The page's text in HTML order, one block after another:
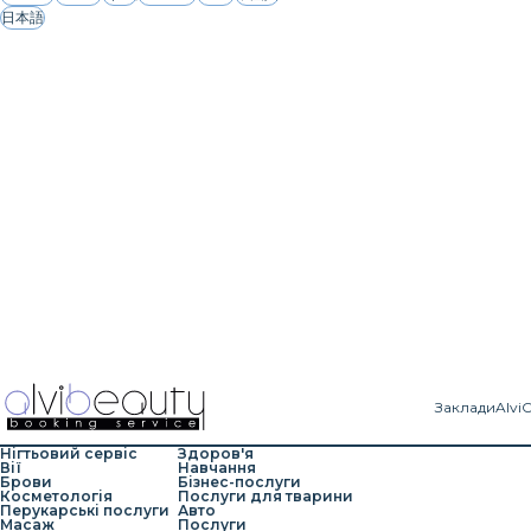
日本語
Заклади
Нігтьовий сервіс
Вії
Брови
Косметологія
Перукарські послуги
Масаж
Здоров'я
Навчання
Бізнес-послуги
Послуги для тварини
Авто
Послуги